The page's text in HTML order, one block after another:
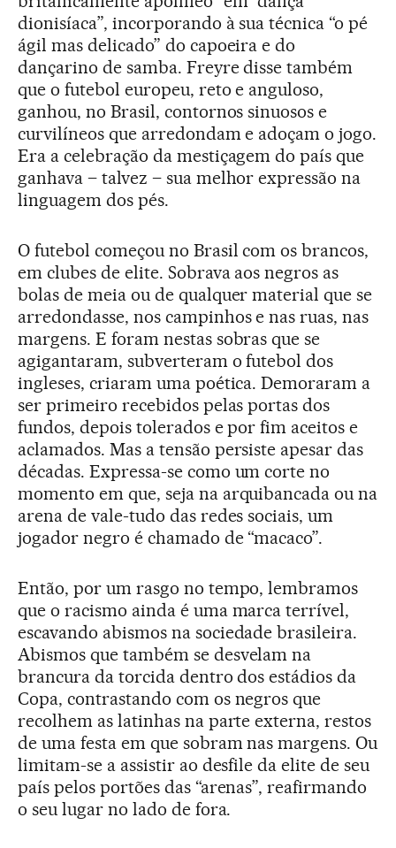
dionisíaca”, incorporando à sua técnica “o pé
ágil mas delicado” do capoeira e do
dançarino de samba. Freyre disse também
que o futebol europeu, reto e anguloso,
ganhou, no Brasil, contornos sinuosos e
curvilíneos que arredondam e adoçam o jogo.
Era a celebração da mestiçagem do país que
ganhava – talvez – sua melhor expressão na
linguagem dos pés.
O futebol começou no Brasil com os brancos,
em clubes de elite. Sobrava aos negros as
bolas de meia ou de qualquer material que se
arredondasse, nos campinhos e nas ruas, nas
margens. E foram nestas sobras que se
agigantaram, subverteram o futebol dos
ingleses, criaram uma poética. Demoraram a
ser primeiro recebidos pelas portas dos
fundos, depois tolerados e por fim aceitos e
aclamados. Mas a tensão persiste apesar das
décadas. Expressa-se como um corte no
momento em que, seja na arquibancada ou na
arena de vale-tudo das redes sociais, um
jogador negro é chamado de “macaco”.
Então, por um rasgo no tempo, lembramos
que o racismo ainda é uma marca terrível,
escavando abismos na sociedade brasileira.
Abismos que também se desvelam na
brancura da torcida dentro dos estádios da
Copa, contrastando com os negros que
recolhem as latinhas na parte externa, restos
de uma festa em que sobram nas margens. Ou
limitam-se a assistir ao desfile da elite de seu
país pelos portões das “arenas”, reafirmando
o seu lugar no lado de fora.